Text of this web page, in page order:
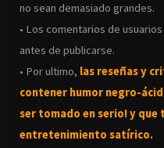
no sean demasiado grandes.
• Los comentarios de
antes de publicarse.
• Por ultimo, las reseñas y
contener humor negro-
ser tomado en serio! y que
entretenimiento satírico.